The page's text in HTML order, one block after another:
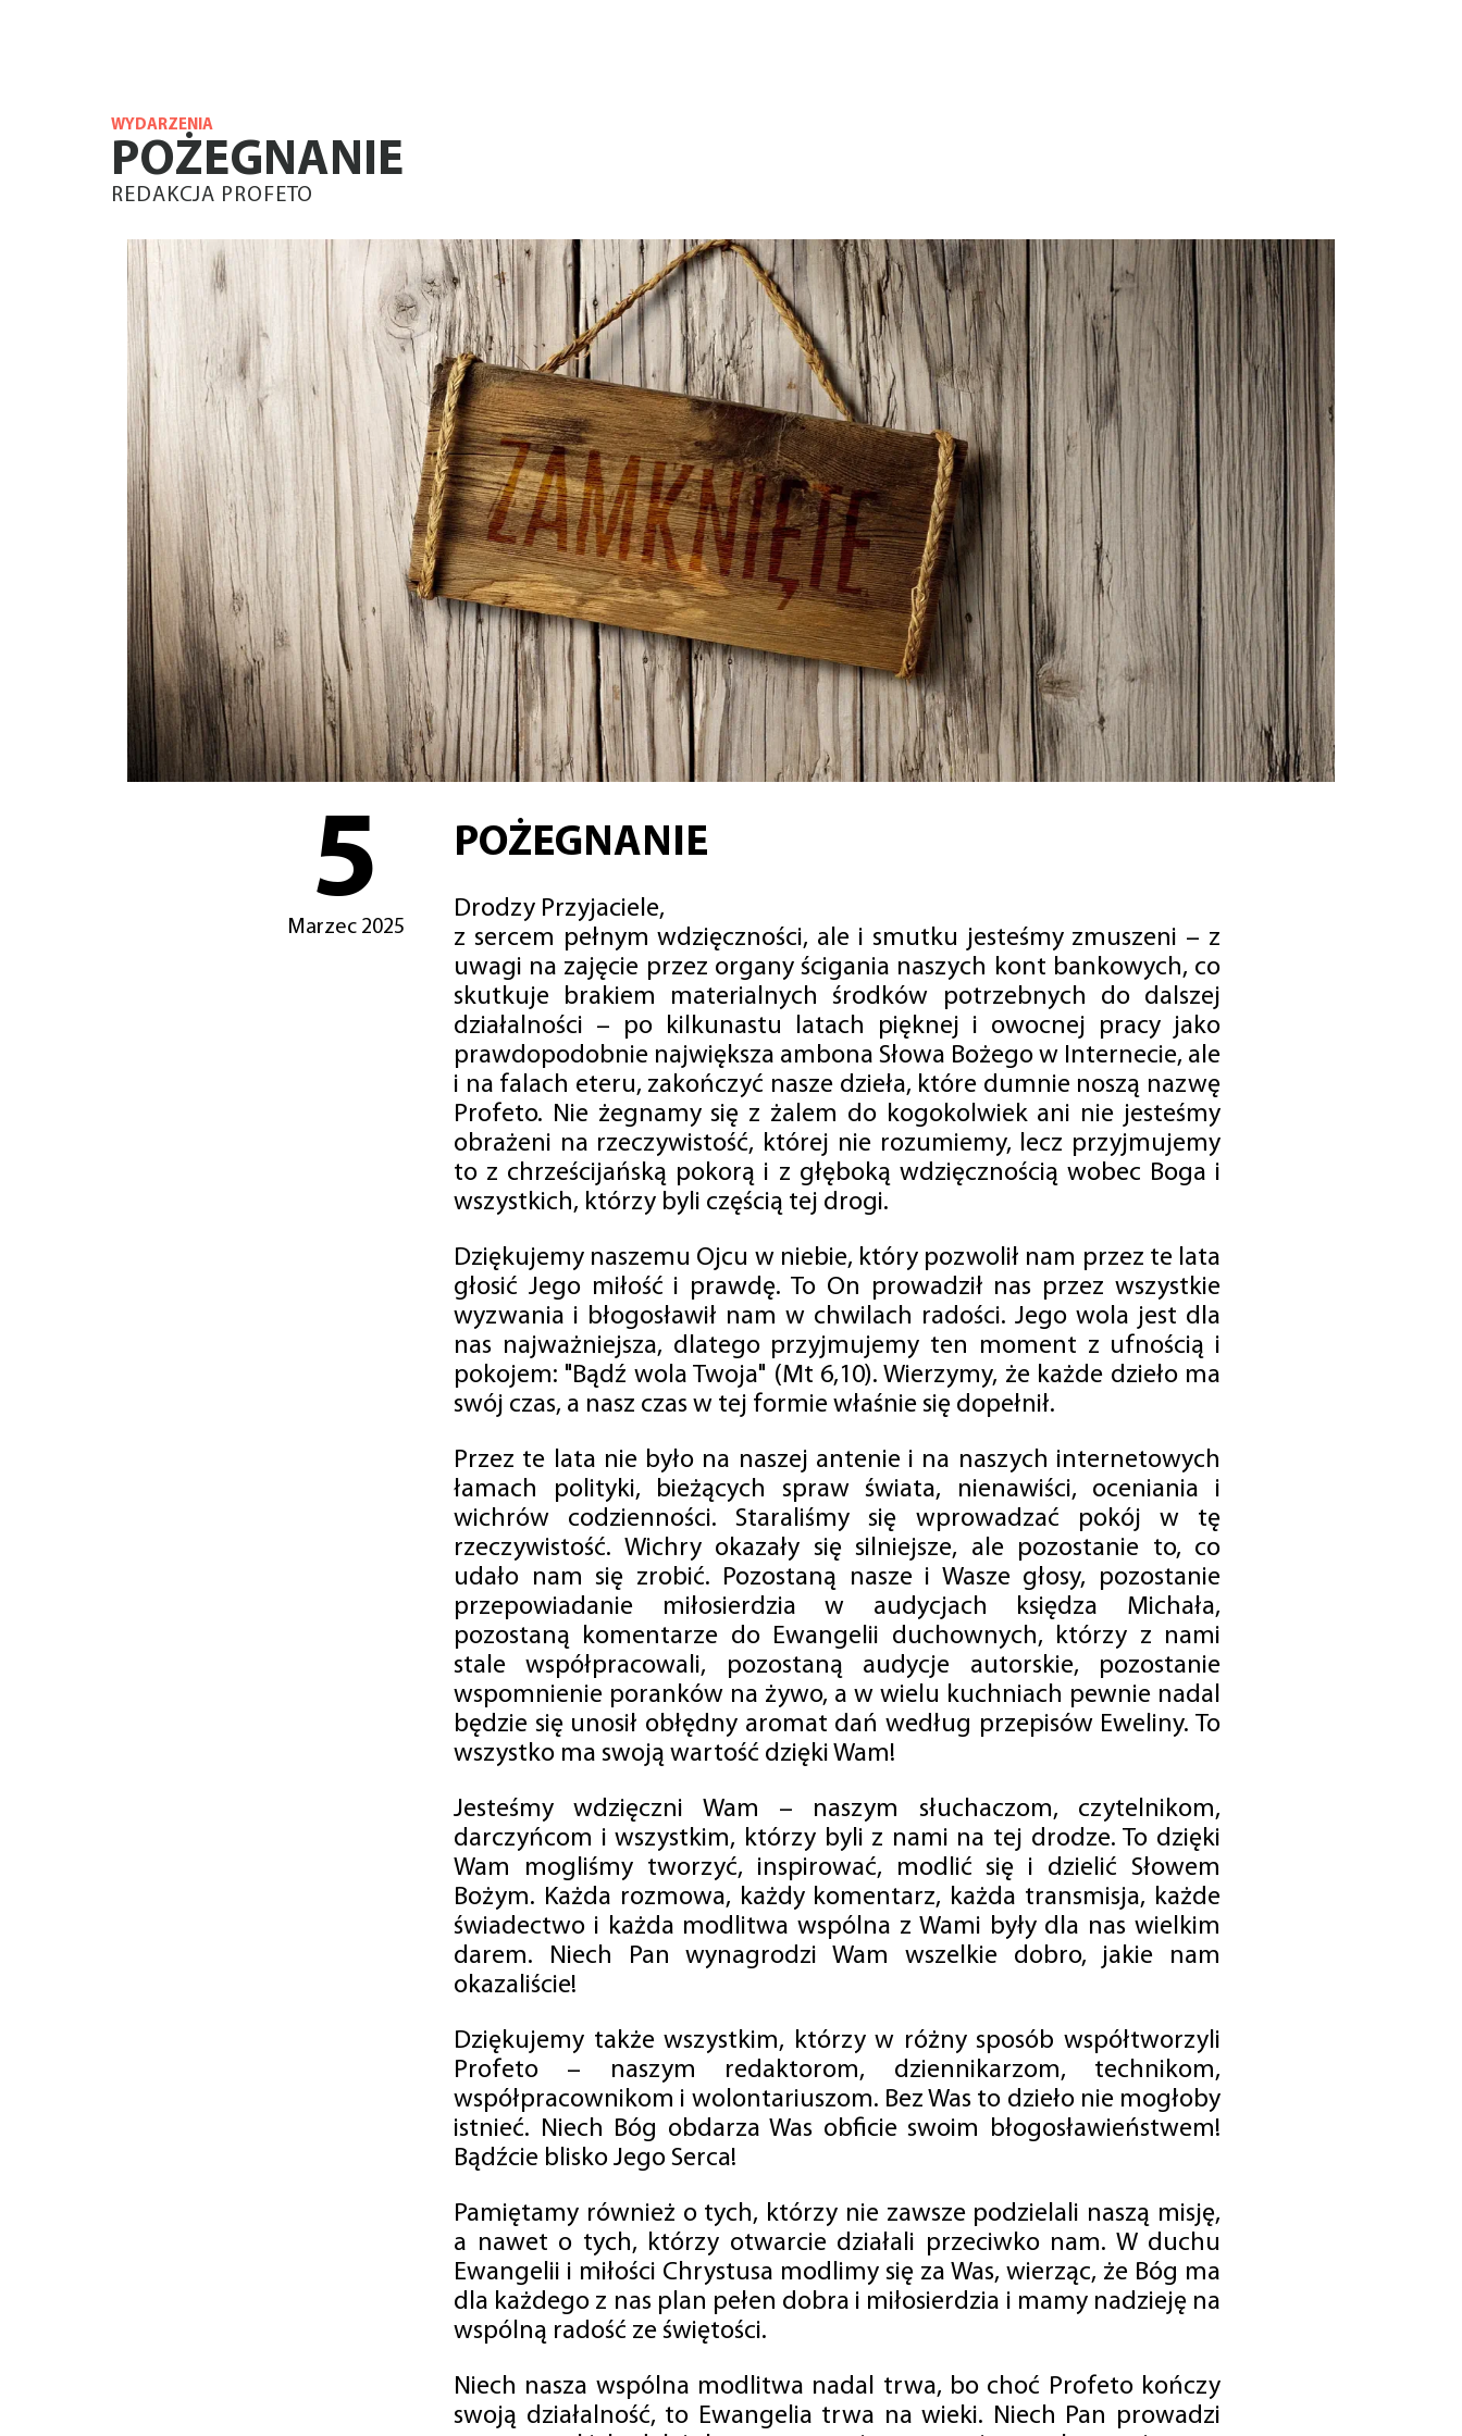
WYDARZENIA
POŻEGNANIE
REDAKCJA PROFETO
5
Marzec 2025
POŻEGNANIE
Drodzy Przyjaciele,
z sercem pełnym wdzięczności, ale i smutku jesteśmy zmuszeni – z
uwagi na zajęcie przez organy ścigania naszych kont bankowych, co
skutkuje brakiem materialnych środków potrzebnych do dalszej
działalności – po kilkunastu latach pięknej i owocnej pracy jako
prawdopodobnie największa ambona Słowa Bożego w Internecie, ale
i na falach eteru, zakończyć nasze dzieła, które dumnie noszą nazwę
Profeto. Nie żegnamy się z żalem do kogokolwiek ani nie jesteśmy
obrażeni na rzeczywistość, której nie rozumiemy, lecz przyjmujemy
to z chrześcijańską pokorą i z głęboką wdzięcznością wobec Boga i
wszystkich, którzy byli częścią tej drogi.
Dziękujemy naszemu Ojcu w niebie, który pozwolił nam przez te lata
głosić Jego miłość i prawdę. To On prowadził nas przez wszystkie
wyzwania i błogosławił nam w chwilach radości. Jego wola jest dla
nas najważniejsza, dlatego przyjmujemy ten moment z ufnością i
pokojem: "Bądź wola Twoja" (Mt 6,10). Wierzymy, że każde dzieło ma
swój czas, a nasz czas w tej formie właśnie się dopełnił.
Przez te lata nie było na naszej antenie i na naszych internetowych
łamach polityki, bieżących spraw świata, nienawiści, oceniania i
wichrów codzienności. Staraliśmy się wprowadzać pokój w tę
rzeczywistość. Wichry okazały się silniejsze, ale pozostanie to, co
udało nam się zrobić. Pozostaną nasze i Wasze głosy, pozostanie
przepowiadanie miłosierdzia w audycjach księdza Michała,
pozostaną komentarze do Ewangelii duchownych, którzy z nami
stale współpracowali, pozostaną audycje autorskie, pozostanie
wspomnienie poranków na żywo, a w wielu kuchniach pewnie nadal
będzie się unosił obłędny aromat dań według przepisów Eweliny. To
wszystko ma swoją wartość dzięki Wam!
Jesteśmy wdzięczni Wam – naszym słuchaczom, czytelnikom,
darczyńcom i wszystkim, którzy byli z nami na tej drodze. To dzięki
Wam mogliśmy tworzyć, inspirować, modlić się i dzielić Słowem
Bożym. Każda rozmowa, każdy komentarz, każda transmisja, każde
świadectwo i każda modlitwa wspólna z Wami były dla nas wielkim
darem. Niech Pan wynagrodzi Wam wszelkie dobro, jakie nam
okazaliście!
Dziękujemy także wszystkim, którzy w różny sposób współtworzyli
Profeto – naszym redaktorom, dziennikarzom, technikom,
współpracownikom i wolontariuszom. Bez Was to dzieło nie mogłoby
istnieć. Niech Bóg obdarza Was obficie swoim błogosławieństwem!
Bądźcie blisko Jego Serca!
Pamiętamy również o tych, którzy nie zawsze podzielali naszą misję,
a nawet o tych, którzy otwarcie działali przeciwko nam. W duchu
Ewangelii i miłości Chrystusa modlimy się za Was, wierząc, że Bóg ma
dla każdego z nas plan pełen dobra i miłosierdzia i mamy nadzieję na
wspólną radość ze świętości.
Niech nasza wspólna modlitwa nadal trwa, bo choć Profeto kończy
swoją działalność, to Ewangelia trwa na wieki. Niech Pan prowadzi